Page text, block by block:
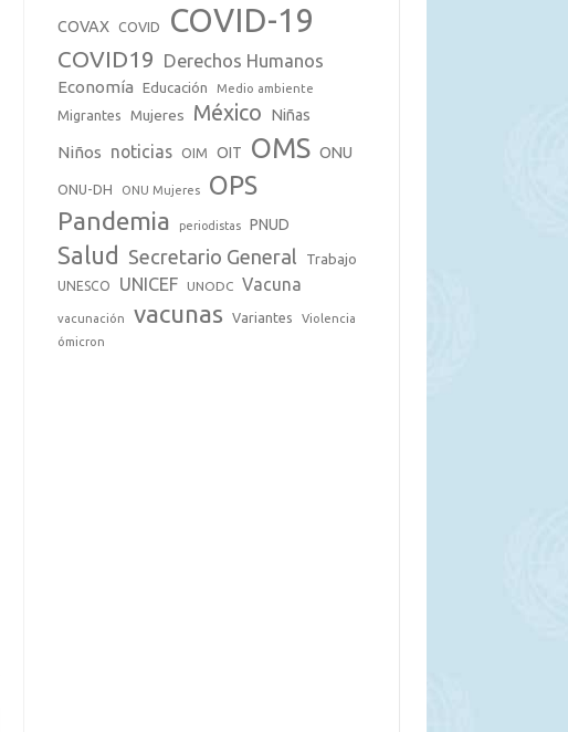
COVAX COVID COVID-19
COVID19 Derechos Humanos
Economía Educación Medio ambiente
Migrantes Mujeres México Niñas
Niños noticias OIM OIT OMS ONU
ONU-DH ONU Mujeres OPS
Pandemia periodistas PNUD
Salud Secretario General Trabajo
UNESCO UNICEF UNODC Vacuna
vacunación vacunas Variantes
Violencia
ómicron